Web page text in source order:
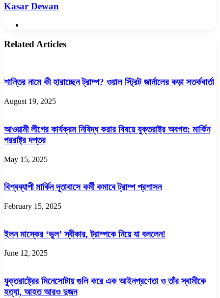
Kasar Dewan
Related Articles
শান্তির নামে কী হারাচ্ছেন ট্রাম্প? ওয়াল স্ট্রিট জার্নালের কড়া সতর্কবার্তা
August 19, 2025
আওয়ামী লীগের কার্যক্রম নিষিদ্ধ করার বিষয়ে যুক্তরাষ্ট্র অবগত: মার্কিন
পররাষ্ট্র দপ্তর
May 15, 2025
বিশ্বব্যাপী মার্কিন দূতাবাসে কর্মী কমাবে ট্রাম্প প্রশাসন
February 15, 2025
ইলন মাস্কের ‘ভুল’ স্বীকার, ট্রাম্পকে নিয়ে যা বললেন!
June 12, 2025
যুক্তরাষ্ট্রের মিনেসোটায় গুলি করে এক আইনপ্রণেতা ও তাঁর স্বামীকে
হত্যা, আহত আরও দুজন